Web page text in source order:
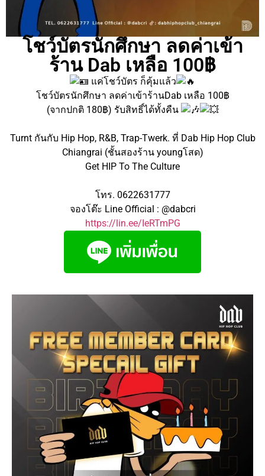
โชว์บัตรนักศึกษา ลดค่าเข้า
ร้าน Dab เหลือ 100฿
แค่โชว์บัตร ก็คุ้มแล้ว
โชว์บัตรนักศึกษา ลดค่าเข้าร้านDab เหลือ 100฿
(จากปกติ 180฿) รับสิทธิ์ได้ทั้งคืน
Turnt กันกับ Hip Hop, R&B, Trap-Twerk. ที่ Dab Hip Hop Club
Chiangrai (ชั้นสองร้าน youngโสด)
Get HIP To The Culture
โทร. 0622631777
จองโต๊ะ Line Official : @dabcri
https://lin.ee/IeRTmPG